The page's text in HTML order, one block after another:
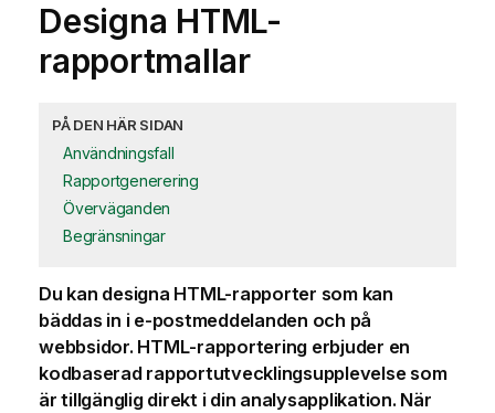
Designa HTML-
rapportmallar
PÅ DEN HÄR SIDAN
Användningsfall
Rapportgenerering
Överväganden
Begränsningar
Du kan designa HTML-rapporter som kan
bäddas in i e-postmeddelanden och på
webbsidor. HTML-rapportering erbjuder en
kodbaserad rapportutvecklingsupplevelse som
är tillgänglig direkt i din analysapplikation. När